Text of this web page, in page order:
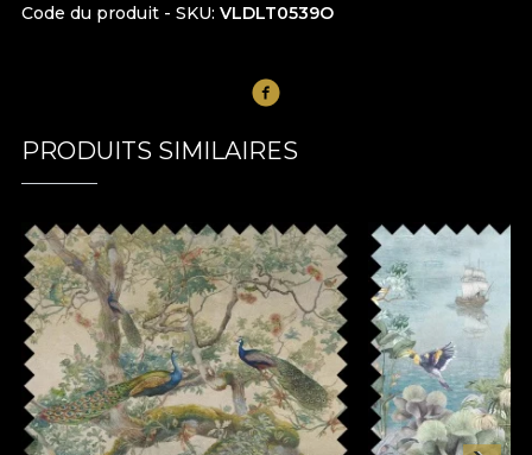
Code du produit - SKU VLDLT0539O
PRODUITS SIMILAIRES